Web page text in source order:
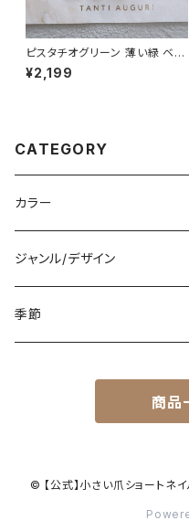
ピスタチオグリーン 薄い緑 ベリ
ーショート ネイルチップ お呼ば
れ 通販 販売店 売ってる場所 結
¥2,199
CATEGORY
カラー
白
黒
黄色
ジャンル/デザイン
シンプル
星柄
季節
商品
© 【公式】小さい爪ショート